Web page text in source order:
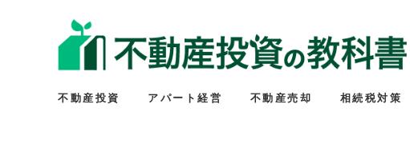
不動産投資 アパート経営 不動産売却 相続税対策